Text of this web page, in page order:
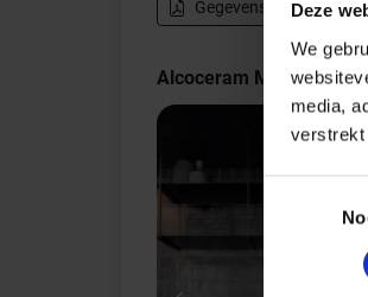
Deze
We
media,
verstrekt
Gegevensblad
Alcoceram Malaga